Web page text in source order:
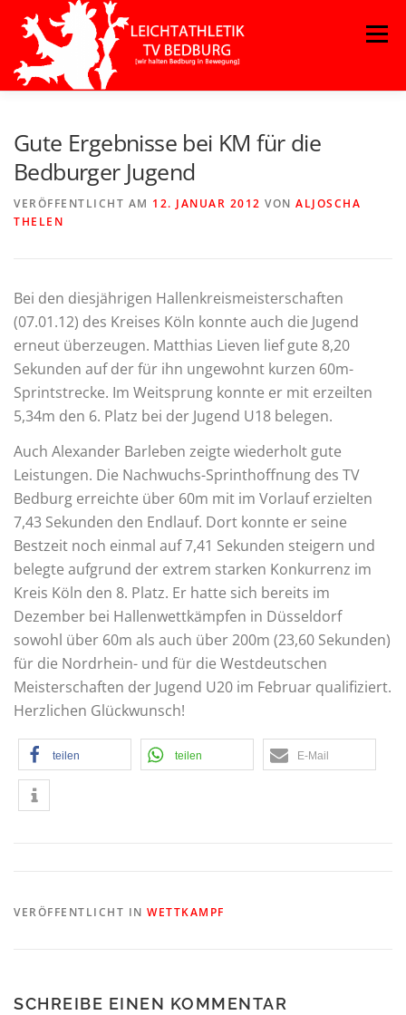
Inhalt
springen
Menü
Gute Ergebnisse bei KM für die
Bedburger Jugend
VERÖFFENTLICHT AM 12. JANUAR 2012 VON ALJOSCHA
THELEN
Bei den diesjährigen Hallenkreismeisterschaften
(07.01.12) des Kreises Köln konnte auch die Jugend
erneut überzeugen. Matthias Lieven lief gute 8,20
Sekunden auf der für ihn ungewohnt kurzen 60m-
Sprintstrecke. Im Weitsprung konnte er mit erzeilten
5,34m den 6. Platz bei der Jugend U18 belegen.
Auch Alexander Barleben zeigte wiederholt gute
Leistungen. Die Nachwuchs-Sprinthoffnung des TV
Bedburg erreichte über 60m mit im Vorlauf erzielten
7,43 Sekunden den Endlauf. Dort konnte er seine
Bestzeit noch einmal auf 7,41 Sekunden steigern und
belegte aufgrund der extrem starken Konkurrenz im
Kreis Köln den 8. Platz. Er hatte sich bereits im
Dezember bei Hallenwettkämpfen in Düsseldorf
sowohl über 60m als auch über 200m (23,60 Sekunden)
für die Nordrhein- und für die Westdeutschen
Meisterschaften der Jugend U20 im Februar qualifiziert.
Herzlichen Glückwunsch!
teilen teilen E-Mail
VERÖFFENTLICHT IN WETTKAMPF
SCHREIBE EINEN KOMMENTAR